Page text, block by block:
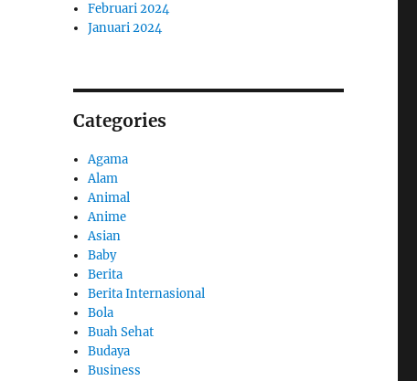
Februari 2024
Januari 2024
Categories
Agama
Alam
Animal
Anime
Asian
Baby
Berita
Berita Internasional
Bola
Buah Sehat
Budaya
Business